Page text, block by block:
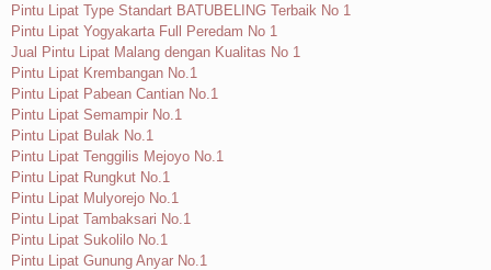
Pintu Lipat Type Standart BATUBELING Terbaik No 1
Pintu Lipat Yogyakarta Full Peredam No 1
Jual Pintu Lipat Malang dengan Kualitas No 1
Pintu Lipat Krembangan No.1
Pintu Lipat Pabean Cantian No.1
Pintu Lipat Semampir No.1
Pintu Lipat Bulak No.1
Pintu Lipat Tenggilis Mejoyo No.1
Pintu Lipat Rungkut No.1
Pintu Lipat Mulyorejo No.1
Pintu Lipat Tambaksari No.1
Pintu Lipat Sukolilo No.1
Pintu Lipat Gunung Anyar No.1